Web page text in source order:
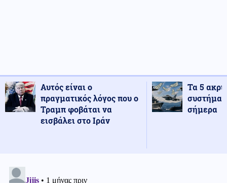
Αυτός είναι ο
πραγματικός λόγος που ο
Τραμπ φοβάται να
εισβάλει στο Ιράν
Τα 5
σήμερα